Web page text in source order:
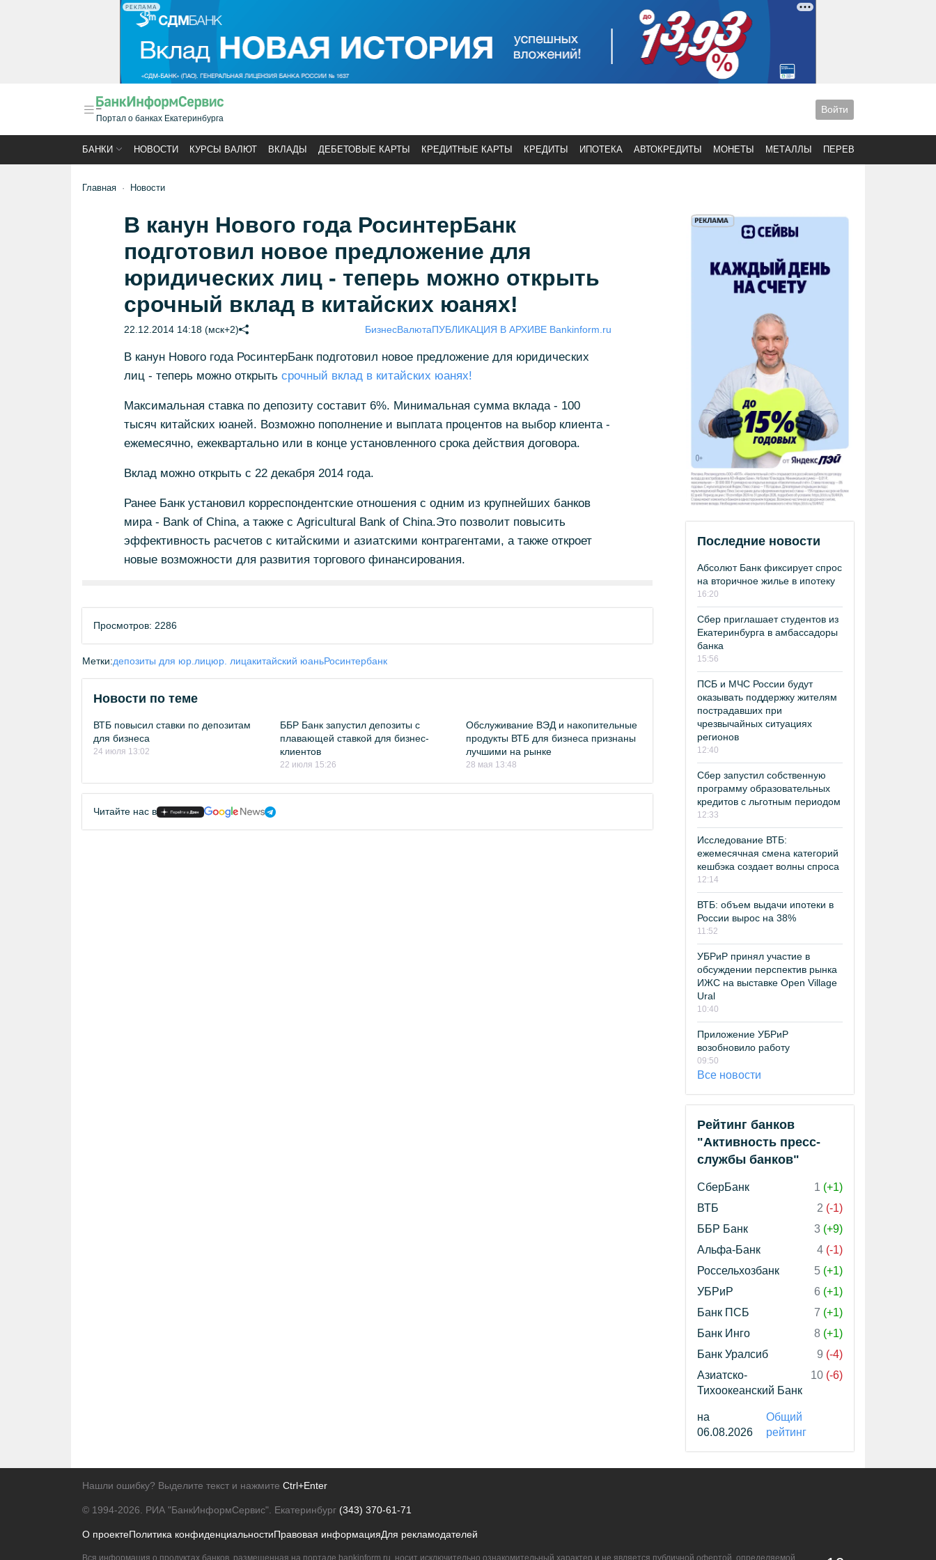
РЕКЛАМА
Портал о банках Екатеринбурга
Войти
БАНКИ НОВОСТИ КУРСЫ ВАЛЮТ ВКЛАДЫ ДЕБЕТОВЫЕ КАРТЫ КРЕДИТНЫЕ КАРТЫ КРЕДИТЫ ИПОТЕКА АВТОКРЕДИТЫ МОНЕТЫ МЕТАЛЛЫ ПЕРЕВОДЫ
Главная Новости
В канун Нового года РосинтерБанк
подготовил новое предложение для
юридических лиц - теперь можно открыть
срочный вклад в китайских юанях!
22.12.2014 14:18 (мск+2) БизнесВалютаПУБЛИКАЦИЯ В АРХИВЕ Bankinform.ru
В канун Нового года РосинтерБанк подготовил новое предложение для юридических
лиц - теперь можно открыть срочный вклад в китайских юанях!
Максимальная ставка по депозиту составит 6%. Минимальная сумма вклада - 100
тысяч китайских юаней. Возможно пополнение и выплата процентов на выбор клиента -
ежемесячно, ежеквартально или в конце установленного срока действия договора.
Вклад можно открыть с 22 декабря 2014 года.
Ранее Банк установил корреспондентские отношения с одним из крупнейших банков
мира - Bank of China, а также с Agricultural Bank of China.Это позволит повысить
эффективность расчетов с китайскими и азиатскими контрагентами, а также откроет
новые возможности для развития торгового финансирования.
Просмотров: 2286
Метки:депозиты для юр.лицюр. лицакитайский юаньРосинтербанк
Новости по теме
ВТБ повысил ставки по депозитам
для бизнеса
24 июля 13:02
ББР Банк запустил депозиты с
плавающей ставкой для бизнес-
клиентов
22 июля 15:26
Обслуживание ВЭД и накопительные
продукты ВТБ для бизнеса признаны
лучшими на рынке
28 мая 13:48
Читайте нас в
Последние новости
Абсолют Банк фиксирует спрос
на вторичное жилье в ипотеку
16:20
Сбер приглашает студентов из
Екатеринбурга в амбассадоры
банка
15:56
ПСБ и МЧС России будут
оказывать поддержку жителям
пострадавших при
чрезвычайных ситуациях
регионов
12:40
Сбер запустил собственную
программу образовательных
кредитов с льготным периодом
12:33
Исследование ВТБ:
ежемесячная смена категорий
кешбэка создает волны спроса
12:14
ВТБ: объем выдачи ипотеки в
России вырос на 38%
11:52
УБРиР принял участие в
обсуждении перспектив рынка
ИЖС на выставке Open Village
Ural
10:40
Приложение УБРиР
возобновило работу
09:50
Все новости
Рейтинг банков
"Активность пресс-
службы банков"
СберБанк 1 (+1)
ВТБ
2 (-1)
ББР Банк
3 (+9)
Альфа-Банк
4 (-1)
Россельхозбанк
5 (+1)
УБРиР
6 (+1)
Банк ПСБ
7 (+1)
Банк Инго
8 (+1)
Банк Уралсиб
9 (-4)
Азиатско-
Тихоокеанский Банк
10 (-6)
на
06.08.2026
Общий
рейтинг
Нашли ошибку? Выделите текст и нажмите Ctrl+Enter
© 1994-2026. РИА "БанкИнформСервис". Екатеринбург (343) 370-61-71
О проектеПолитика конфиденциальностиПравовая информацияДля рекламодателей
Вся информация о продуктах банков, размещенная на портале bankinform.ru, носит исключительно ознакомительный характер и не является публичной офертой, определяемой